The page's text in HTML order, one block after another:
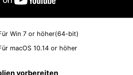
Win 7 or höher(64-bit)
macOS 10.14 or höher
vorbereiten